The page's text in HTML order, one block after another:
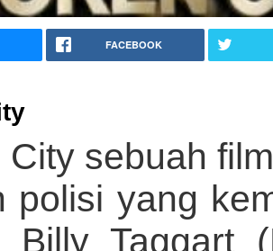
FACEBOOK
City sebuah
polisi yang
Billy Taggart